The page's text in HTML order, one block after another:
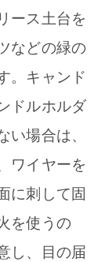
ース土台を
などの緑の
。キャンド
ドルホルダ
い場合は、
ワイヤーを
に刺して固
を使うの
し、目の届